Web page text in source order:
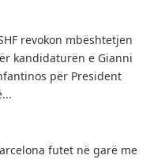
revokon mbështetjen
kandidaturën e Gianni
për President
futet në garë me